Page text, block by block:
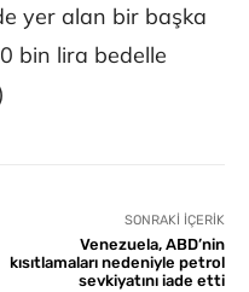
yer alan bir başka
bin lira bedelle
SONRAKI İÇERIK
Venezuela, ABD’nin
kısıtlamaları nedeniyle petrol
sevkiyatını iade etti